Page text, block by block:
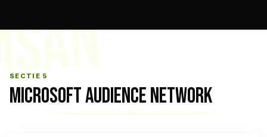
SECTIE 5
MICROSOFT AUDIENCE NETWORK